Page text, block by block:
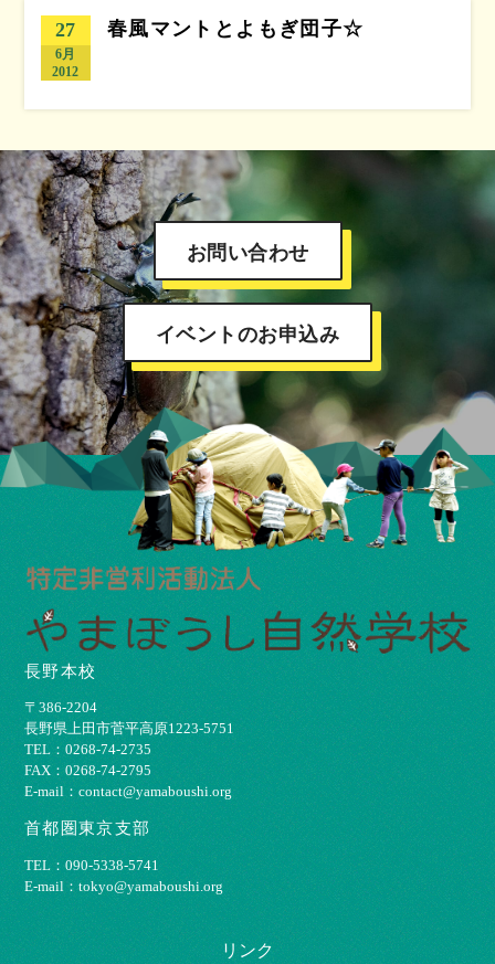
27
6月
2012
春風マントとよもぎ団子☆
お問い合わせ
イベントのお申込み
長野本校
〒386-2204
⻑野県上⽥市菅平⾼原1223-5751
TEL：0268-74-2735
FAX：0268-74-2795
E-mail：contact@yamaboushi.org
首都圏東京支部
TEL：090-5338-5741
E-mail：tokyo@yamaboushi.org
リンク